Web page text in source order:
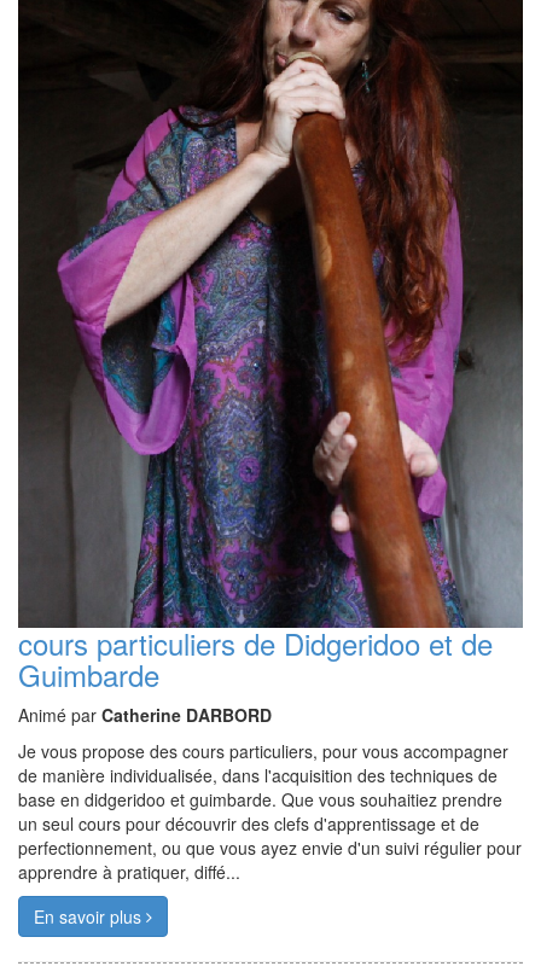
cours particuliers de Didgeridoo et de
Guimbarde
Animé par Catherine DARBORD
Je vous propose des cours particuliers, pour vous accompagner
de manière individualisée, dans l'acquisition des techniques de
base en didgeridoo et guimbarde. Que vous souhaitiez prendre
un seul cours pour découvrir des clefs d'apprentissage et de
perfectionnement, ou que vous ayez envie d'un suivi régulier pour
apprendre à pratiquer, diffé...
En savoir plus